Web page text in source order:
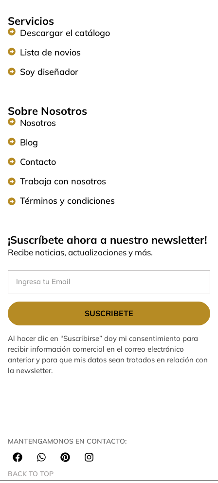
Servicios
Descargar el catálogo
Lista de novios
Soy diseñador
Sobre Nosotros
Nosotros
Blog
Contacto
Trabaja con nosotros
Términos y condiciones
¡Suscríbete ahora a nuestro newsletter!
Recibe noticias, actualizaciones y más.
SUSCRIBETE
Al hacer clic en “Suscribirse” doy mi consentimiento para
recibir información comercial en el correo electrónico
anterior y para que mis datos sean tratados en relación con
la newsletter.
MANTENGAMONOS EN CONTACTO:
BACK TO TOP